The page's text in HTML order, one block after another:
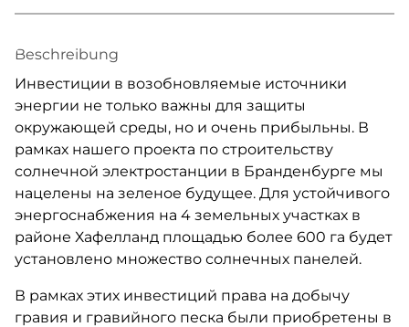
Beschreibung
Инвестиции в возобновляемые источники
энергии не только важны для защиты
окружающей среды, но и очень прибыльны. В
рамках нашего проекта по строительству
солнечной электростанции в Бранденбурге мы
нацелены на зеленое будущее. Для устойчивого
энергоснабжения на 4 земельных участках в
районе Хафелланд площадью более 600 га будет
установлено множество солнечных панелей.
В рамках этих инвестиций права на добычу
гравия и гравийного песка были приобретены в